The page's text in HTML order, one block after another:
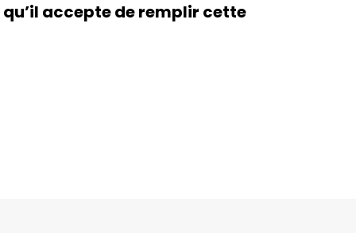
qu’il accepte de remplir cette